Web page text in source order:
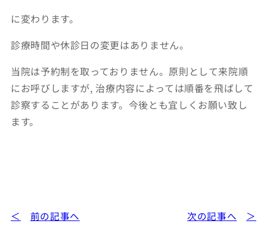
に変わります。
診療時間や休診日の変更はありません。
当院は予約制を取っておりません。原則として来院順
にお呼びしますが, 治療内容によっては順番を飛ばして
診察することがあります。今後とも宜しくお願い致し
ます。
前の記事へ 次の記事へ